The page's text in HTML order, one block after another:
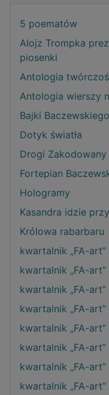
5 poematów
Alojz Trompka
piosenki
Antologia
Antologia wierszy
Bajki Baczewskiego
Dotyk światła
Drogi Zakodowany
Fortepian
Hologramy
Kasandra idzie
Królowa rabarbaru
kwartalnik „FA-
kwartalnik „FA-
kwartalnik „FA-
kwartalnik „FA-
kwartalnik „FA-
kwartalnik „FA-
kwartalnik „FA-
kwartalnik „FA-